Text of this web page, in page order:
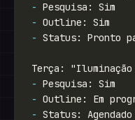
-
-
-
-
-
-